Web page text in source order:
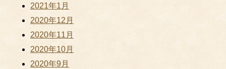
2021年1月
2020年12月
2020年11月
2020年10月
2020年9月